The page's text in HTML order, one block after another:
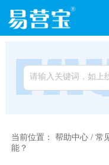
当前位置： 帮助中心/ 常
能？